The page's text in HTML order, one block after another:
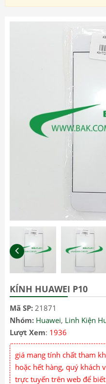
KÍNH HUAWEI P10
Mã SP: 21871
Nhóm: Huawei, Linh Kiện
Lượt Xem: 1936
giá mang tính chất tham
hoặc hết hàng, quý khách
trực tuyến trên web để